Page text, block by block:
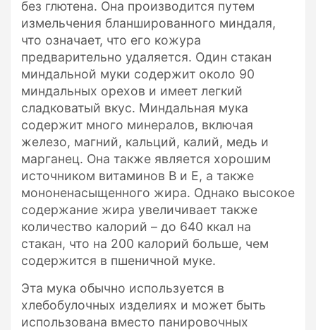
без глютена. Она производится путем
измельчения бланшированного миндаля,
что означает, что его кожура
предварительно удаляется. Один стакан
миндальной муки содержит около 90
миндальных орехов и имеет легкий
сладковатый вкус. Миндальная мука
содержит много минералов, включая
железо, магний, кальций, калий, медь и
марганец. Она также является хорошим
источником витаминов В и Е, а также
мононенасыщенного жира. Однако высокое
содержание жира увеличивает также
количество калорий – до 640 ккал на
стакан, что на 200 калорий больше, чем
содержится в пшеничной муке.
Эта мука обычно используется в
хлебобулочных изделиях и может быть
использована вместо панировочных